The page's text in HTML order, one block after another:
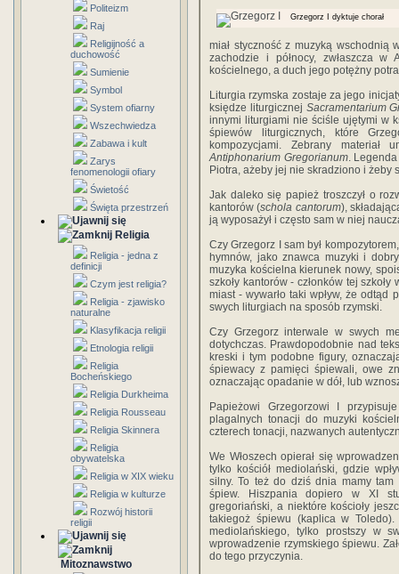
Politeizm
Raj
Religijność a
duchowość
Sumienie
Symbol
System ofiarny
Wszechwiedza
Zabawa i kult
Zarys
fenomenologii ofiary
Świetość
Święta przestrzeń
Religia
Religia - jedna z
definicji
Czym jest religia?
Religia - zjawisko
naturalne
Klasyfikacja religii
Etnologia religii
Religia
Bocheńskiego
Religia Durkheima
Religia Rousseau
Religia Skinnera
Religia
obywatelska
Religia w XIX wieku
Religia w kulturze
Rozwój historii
religii
Mitoznawstwo
Grzegorz I dyktuje chorał
miał styczność z muzyką wschodnią
zachodzie i północy, zwłaszcza
kościelnego, a duch jego potężny
Liturgia rzymska zostaje za jego
księdze liturgicznej Sacramentarium
innymi liturgiami nie ściśle ujętymi w
śpiewów liturgicznych, które
kompozycjami. Zebrany materiał
Antiphonarium Gregorianum. Legenda
Piotra, ażeby jej nie skradziono i żeby
Jak daleko się papież troszczył o
kantorów (schola cantorum),
ją wyposażył i często sam w niej
Czy Grzegorz I sam był
hymnów, jako znawca muzyki i
muzyka kościelna kierunek nowy,
szkoły kantorów - członków tej
miast - wywarło taki wpływ, że odtąd
swych liturgiach na sposób rzymski.
Czy Grzegorz interwale w swych
dotychczas. Prawdopodobnie nad
kreski i tym podobne figury,
śpiewacy z pamięci śpiewali, owe
oznaczając opadanie w dół, lub
Papieżowi Grzegorzowi I
plagalnych tonacji do muzyki
czterech tonacji, nazwanych
We Włoszech opierał się
tylko kościół mediolański, gdzie
silny. To też do dziś dnia mamy
śpiew. Hiszpania dopiero w XI
gregoriański, a niektóre kościoły
takiegoż śpiewu (kaplica w
mediolańskiego, tylko prostszy w
wprowadzenie rzymskiego śpiewu.
do tego przyczynia.